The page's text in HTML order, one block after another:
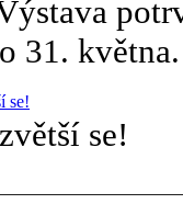
31.
se!